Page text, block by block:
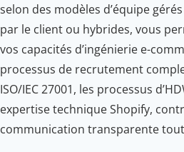
selon des modèles d’équipe
par le client ou hybrides, vous
vos capacités d’ingénierie e-
processus de recrutement
ISO/IEC 27001, les processus
expertise technique Shopify,
communication transparente